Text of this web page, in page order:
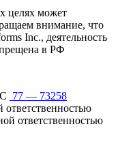
целях может
внимание, что
Inc., деятельность
в РФ
77 — 73258
ответственностью